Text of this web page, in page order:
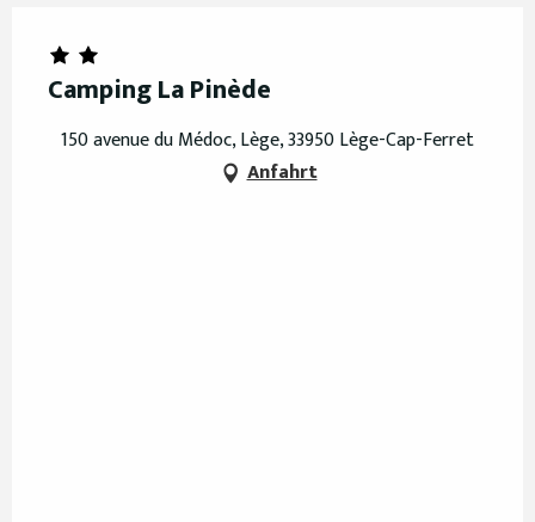
Camping La Pinède
150 avenue du Médoc, Lège, 33950 Lège-Cap-Ferret
Anfahrt